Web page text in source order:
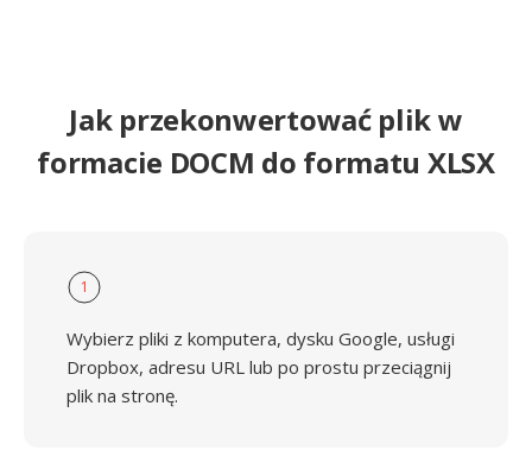
Jak przekonwertować plik w
formacie DOCM do formatu XLSX
1
Wybierz pliki z komputera, dysku Google, usługi
Dropbox, adresu URL lub po prostu przeciągnij
plik na stronę.